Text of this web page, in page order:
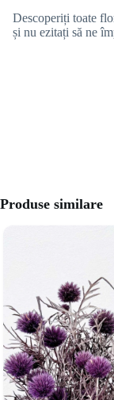
Descoperiți toate
și nu ezitați să ne
Produse similare